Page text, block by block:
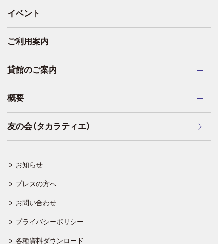
お知らせ
プレスの方へ
お問い合わせ
プライバシーポリシー
各種資料ダウンロード
イベント
ご利用案内
貸館のご案内
概要
友の会（タカラティエ）